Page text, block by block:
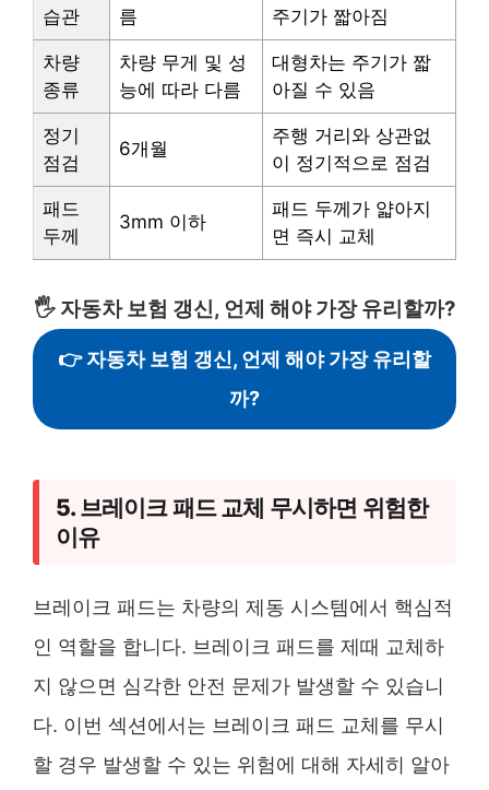
습관
름
주기가 짧아짐
차량
종류
차량 무게 및 성
능에 따라 다름
대형차는 주기가 짧
아질 수 있음
정기
점검
6개월
주행 거리와 상관없
이 정기적으로 점검
패드
두께
3mm 이하
패드 두께가 얇아지
면 즉시 교체
🖐️ 자동차 보험 갱신, 언제 해야 가장 유리할까?
👉 자동차 보험 갱신, 언제 해야 가장 유리할
까?
5. 브레이크 패드 교체 무시하면 위험한
이유
브레이크 패드는 차량의 제동 시스템에서 핵심적
인 역할을 합니다. 브레이크 패드를 제때 교체하
지 않으면 심각한 안전 문제가 발생할 수 있습니
다. 이번 섹션에서는 브레이크 패드 교체를 무시
할 경우 발생할 수 있는 위험에 대해 자세히 알아